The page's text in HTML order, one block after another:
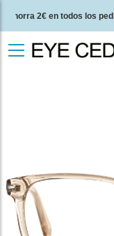
Ahorra 2€ en todos los
2 años de garantía de